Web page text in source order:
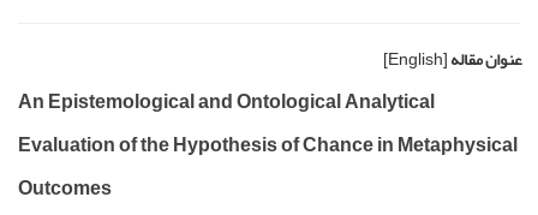
عنوان مقاله[English]
An Epistemological and Ontological Analytical
Evaluation of the Hypothesis of Chance in Metaphysical
Outcomes